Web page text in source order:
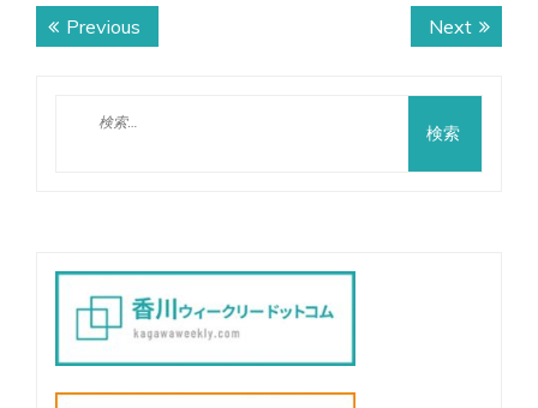
投
シ
Previous
post:
NextNext
post: